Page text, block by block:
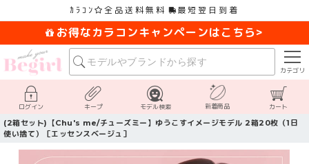
ｶﾗｺﾝ 全品送料無料 最短翌日到着
お得なカラコンキャンペーンはこちら>
カテゴリ
ログイン キープ モデル検索 新着商品 カート
(2箱セット)【Chu's me/チューズミー】ゆうこすイメージモデル 2箱20枚（1日
使い捨て）［エッセンスベージュ］